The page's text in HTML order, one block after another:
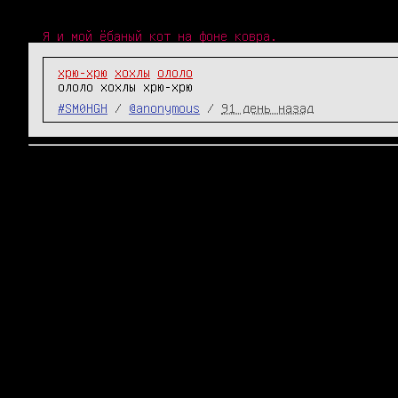
Я и мой ёбаный кот на фоне ковра.
хрю-хрю хохлы
ололо
ололо хохлы хрю-хрю
#SM0HGH
/ @anonymous / 91 день назад